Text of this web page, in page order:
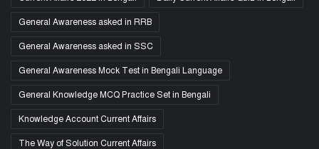
General Awareness asked in RRB
General Awareness asked in SSC
General Awareness Mock Test in Bengali Language
General Knowledge MCQ Practice Set in Bengali
Knowledge Account Current Affairs
The Way of Solution Current Affairs